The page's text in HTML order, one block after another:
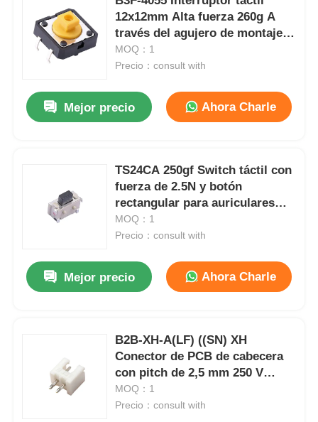
Los vídeos
12x12mm Alta fuerza 260g A
través del agujero de montaje
Presione el interruptor de
botón
MOQ：1
Precio：consult with
Mejor precio Ahora Charle
TS24CA 250gf Switch táctil con
fuerza de 2.5N y botón
rectangular para auriculares
Bluetooth
MOQ：1
Precio：consult with
Mejor precio Ahora Charle
B2B-XH-A(LF) ((SN) XH
Conector de PCB de cabecera
con pitch de 2,5 mm 250 V
CA/CC y corriente nominal de 3
A
MOQ：1
Precio：consult with